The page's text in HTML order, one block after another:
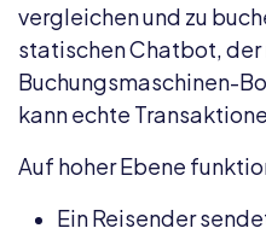
vergleichen und zu
statischen Chatbot, der
Buchungsmaschinen-
kann echte
Auf hoher Ebene
Ein Reisender